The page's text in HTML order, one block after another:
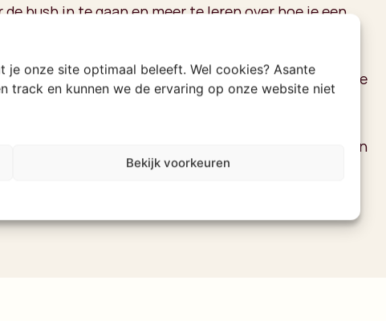
onze site optimaal beleeft. Wel cookies? Asante
track en kunnen we de ervaring op onze website niet
Bekijk voorkeuren
de bush in te gaan en meer te leren over hoe je een
bedreigd voelen. De neushoorn is tenslotte een van de
is zoveel te leren over dit bijzondere dier dat er zelfs
en heeft als doel om mensen bewust te maken
de neushoorns zijn